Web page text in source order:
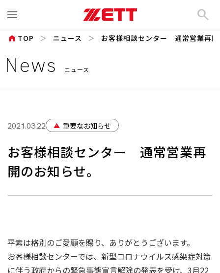
search
News ニュース
home TOP ニュース お客様相談センター 通常営業再
2021.03.22 warning 重要なお知らせ
お客様相談センター 通常営業再
開のお知らせ。
平素は格別のご愛顧を賜り、ありがとうございます。
お客様相談センターでは、新型コロナウイルス感染症対策
に伴う政府からの緊急事態宣言解除の発表を受け、3月22